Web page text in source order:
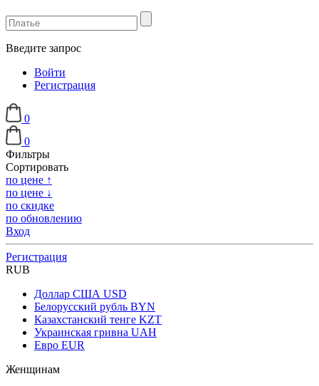
Введите запрос
Войти
Регистрация
0
0
Фильтры
Сортировать
по цене ↑
по цене ↓
по скидке
по обновлению
Вход
Регистрация
RUB
Доллар США USD
Белорусский рубль BYN
Казахстанский тенге KZT
Украинская гривна UAH
Евро EUR
Женщинам